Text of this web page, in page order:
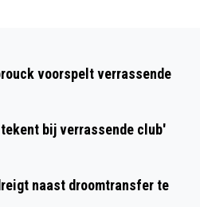
voorspelt verrassende
bij verrassende club'
naast droomtransfer te